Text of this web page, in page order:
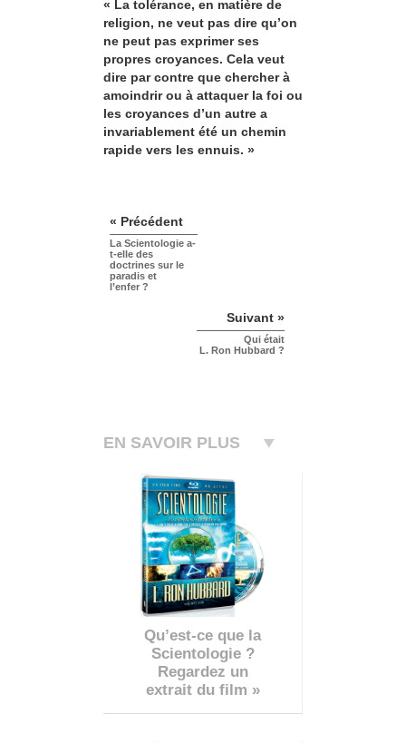
« La tolérance, en matière de
religion, ne veut pas dire qu’on
ne peut pas exprimer ses
propres croyances. Cela veut
dire par contre que chercher à
amoindrir ou à attaquer la foi ou
les croyances d’un autre a
invariablement été un chemin
rapide vers les ennuis. »
« Précédent
La Scientologie a-
t-elle des
doctrines sur le
paradis et
l’enfer ?
Suivant »
Qui était
L. Ron Hubbard ?
EN SAVOIR PLUS
Qu’est-ce que la
Scientologie ?
Regardez un
extrait du film »